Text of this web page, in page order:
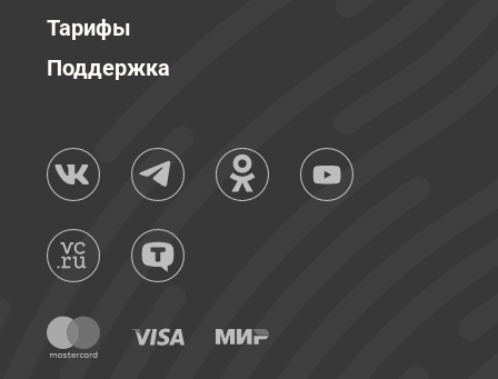
Тарифы
Поддержка